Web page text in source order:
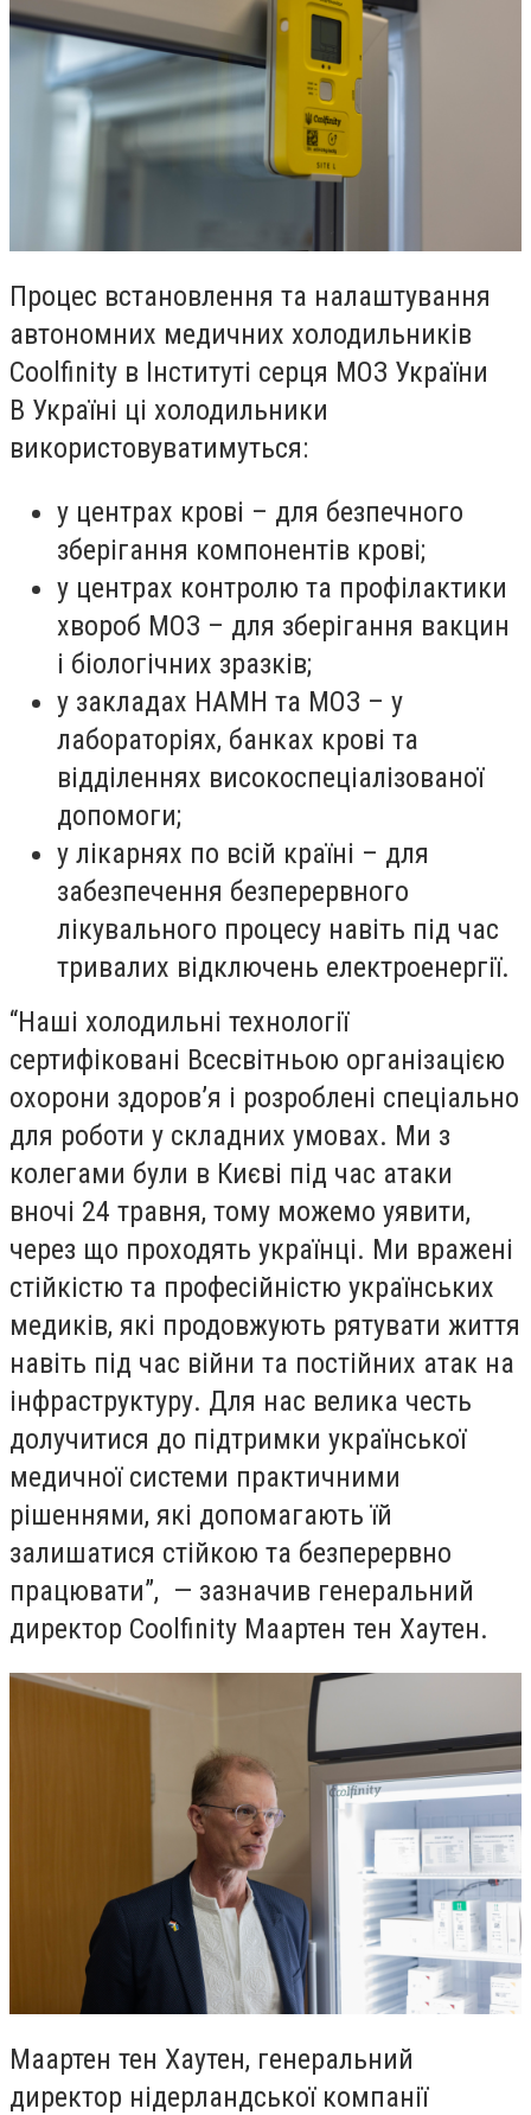
Процес встановлення та налаштування
автономних медичних холодильників
Coolfinity в Інституті серця МОЗ України
В Україні ці холодильники
використовуватимуться:
у центрах крові – для безпечного
зберігання компонентів крові;
у центрах контролю та профілактики
хвороб МОЗ – для зберігання вакцин
і біологічних зразків;
у закладах НАМН та МОЗ – у
лабораторіях, банках крові та
відділеннях високоспеціалізованої
допомоги;
у лікарнях по всій країні – для
забезпечення безперервного
лікувального процесу навіть під час
тривалих відключень електроенергії.
“Наші холодильні технології
сертифіковані Всесвітньою організацією
охорони здоров’я і розроблені спеціально
для роботи у складних умовах. Ми з
колегами були в Києві під час атаки
вночі 24 травня, тому можемо уявити,
через що проходять українці. Ми вражені
стійкістю та професійністю українських
медиків, які продовжують рятувати життя
навіть під час війни та постійних атак на
інфраструктуру. Для нас велика честь
долучитися до підтримки української
медичної системи практичними
рішеннями, які допомагають їй
залишатися стійкою та безперервно
працювати”, — зазначив генеральний
директор Coolfinity Маартен тен Хаутен.
Маартен тен Хаутен, генеральний
директор нідерландської компанії